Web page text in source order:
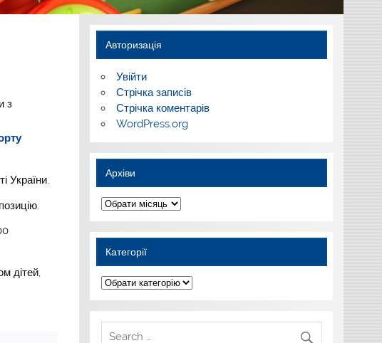
з
України.
дітей,
Авторизація
Увійти
Стрічка записів
Стрічка коментарів
WordPress.org
Архіви
Архіви
Категорії
Категорії